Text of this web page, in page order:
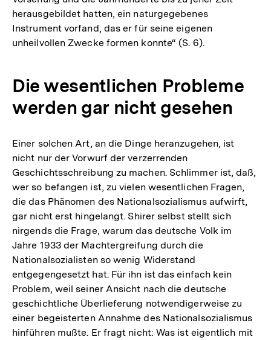
herausgebildet hatten, ein naturgegebenes
Instrument vorfand, das er für seine eigenen
unheilvollen Zwecke formen konnte“ (S. 6).
Die wesentlichen Probleme
werden gar nicht gesehen
Einer solchen Art, an die Dinge heranzugehen, ist
nicht nur der Vorwurf der verzerrenden
Geschichtsschreibung zu machen. Schlimmer ist, daß,
wer so befangen ist, zu vielen wesentlichen Fragen,
die das Phänomen des Nationalsozialismus aufwirft,
gar nicht erst hingelangt. Shirer selbst stellt sich
nirgends die Frage, warum das deutsche Volk im
Jahre 1933 der Machtergreifung durch die
Nationalsozialisten so wenig Widerstand
entgegengesetzt hat. Für ihn ist das einfach kein
Problem, weil seiner Ansicht nach die deutsche
geschichtliche Überlieferung notwendigerweise zu
einer begeisterten Annahme des Nationalsozialismus
hinführen mußte. Er fragt nicht: Was ist eigentlich mit